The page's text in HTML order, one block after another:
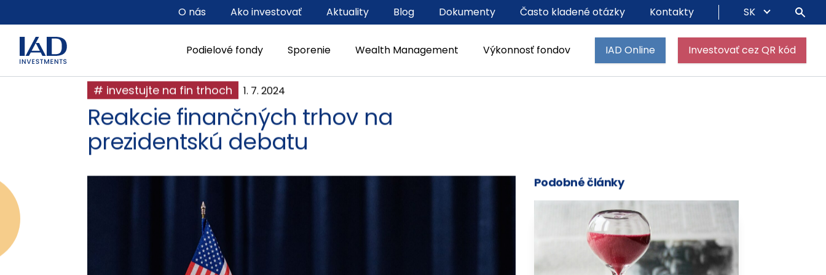
Podielové fondy Sporenie Wealth Management Výkonnosť fondov IAD Online Investovať cez QR kód
O nás Ako investovať Aktuality Blog Dokumenty Často kladené otázky Kontakty SK
# investujte na fin trhoch
Reakcie finančných trhov na
prezidentskú debatu
Podobné články